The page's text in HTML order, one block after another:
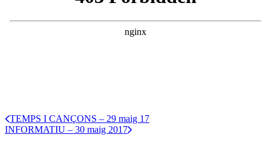
TEMPS I CANÇONS – 29 maig 17
INFORMATIU – 30 maig 2017